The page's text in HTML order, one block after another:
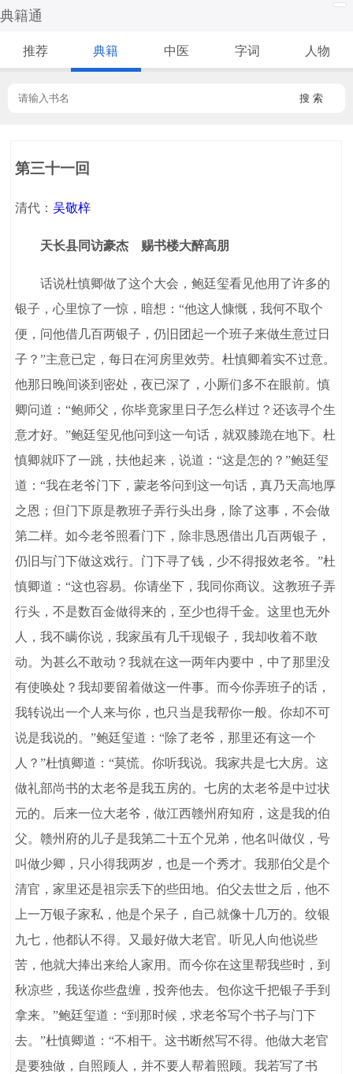
典籍通
推荐 典籍 中医 字词 人物
搜 索
第三十一回
清代：吴敬梓
天长县同访豪杰 赐书楼大醉高朋
话说杜慎卿做了这个大会，鲍廷玺看见他用了许多的
银子，心里惊了一惊，暗想：“他这人慷慨，我何不取个
便，问他借几百两银子，仍旧团起一个班子来做生意过日
子？”主意已定，每日在河房里效劳。杜慎卿着实不过意。
他那日晚间谈到密处，夜已深了，小厮们多不在眼前。慎
卿问道：“鲍师父，你毕竟家里日子怎么样过？还该寻个生
意才好。”鲍廷玺见他问到这一句话，就双膝跪在地下。杜
慎卿就吓了一跳，扶他起来，说道：“这是怎的？”鲍廷玺
道：“我在老爷门下，蒙老爷问到这一句话，真乃天高地厚
之恩；但门下原是教班子弄行头出身，除了这事，不会做
第二样。如今老爷照看门下，除非恳恩借出几百两银子，
仍旧与门下做这戏行。门下寻了钱，少不得报效老爷。”杜
慎卿道：“这也容易。你请坐下，我同你商议。这教班子弄
行头，不是数百金做得来的，至少也得千金。这里也无外
人，我不瞒你说，我家虽有几千现银子，我却收着不敢
动。为甚么不敢动？我就在这一两年内要中，中了那里没
有使唤处？我却要留着做这一件事。而今你弄班子的话，
我转说出一个人来与你，也只当是我帮你一般。你却不可
说是我说的。”鲍廷玺道：“除了老爷，那里还有这一个
人？”杜慎卿道：“莫慌。你听我说。我家共是七大房。这
做礼部尚书的太老爷是我五房的。七房的太老爷是中过状
元的。后来一位大老爷，做江西赣州府知府，这是我的伯
父。赣州府的儿子是我第二十五个兄弟，他名叫做仪，号
叫做少卿，只小得我两岁，也是一个秀才。我那伯父是个
清官，家里还是祖宗丢下的些田地。伯父去世之后，他不
上一万银子家私，他是个呆子，自己就像十几万的。纹银
九七，他都认不得。又最好做大老官。听见人向他说些
苦，他就大捧出来给人家用。而今你在这里帮我些时，到
秋凉些，我送你些盘缠，投奔他去。包你这千把银子手到
拿来。”鲍廷玺道：“到那时候，求老爷写个书子与门下
去。”杜慎卿道：“不相干。这书断然写不得。他做大老官
是要独做，自照顾人，并不要人帮着照顾。我若写了书